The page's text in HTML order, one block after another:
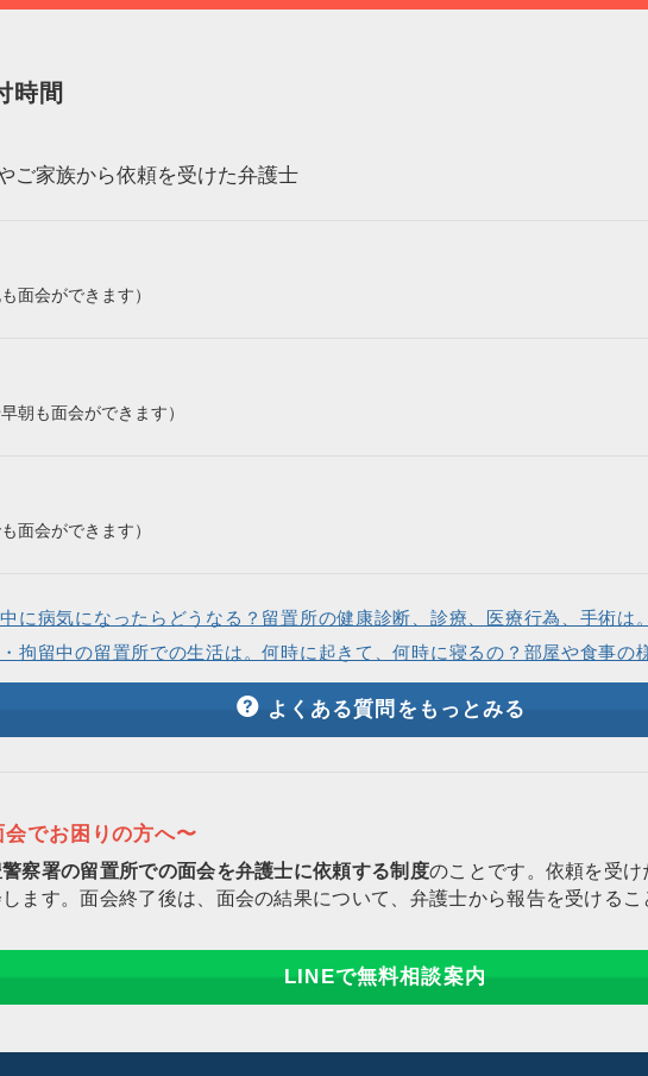
時間
ご家族から依頼を受けた弁護士
も面会ができます）
早朝も面会ができます）
も面会ができます）
に病気になったらどうなる？留置所の健康診断、診療、医療行為、手術は。
拘留中の留置所での生活は。何時に起きて、何時に寝るの？部屋や食事の
よくある質問をもっとみる
でお困りの方へ〜
警察署の留置所での面会を弁護士に依頼する制度のことです。依頼を受
ます。面会終了後は、面会の結果について、弁護士から報告を受けるこ
LINEで無料相談案内